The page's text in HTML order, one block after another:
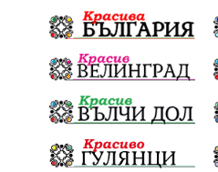
Гори ЦарСимеон
ФолклоренФестивал
разследване
ШуменскаОбластГЕРБ